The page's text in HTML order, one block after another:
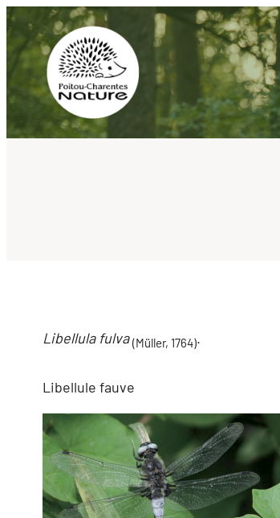
Aller
contenu
Libellula fulva (Müller, 1764).
Libellule fauve